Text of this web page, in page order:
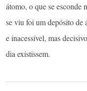
átomo, o que se esconde
se viu foi um depósito de
e inacessível, mas
dia existissem.